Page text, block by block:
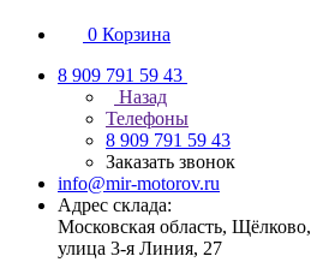
0 Корзина
8 909 791 59 43
Назад
Телефоны
8 909 791 59 43
Заказать звонок
info@mir-motorov.ru
Адрес склада:
Московская область, Щёлково,
улица 3-я Линия, 27